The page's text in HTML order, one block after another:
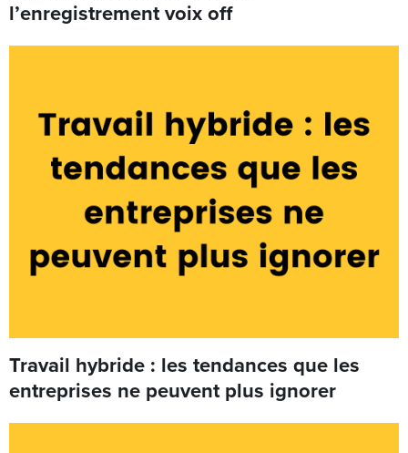
l’enregistrement voix off
Travail hybride : les tendances que les
entreprises ne peuvent plus ignorer